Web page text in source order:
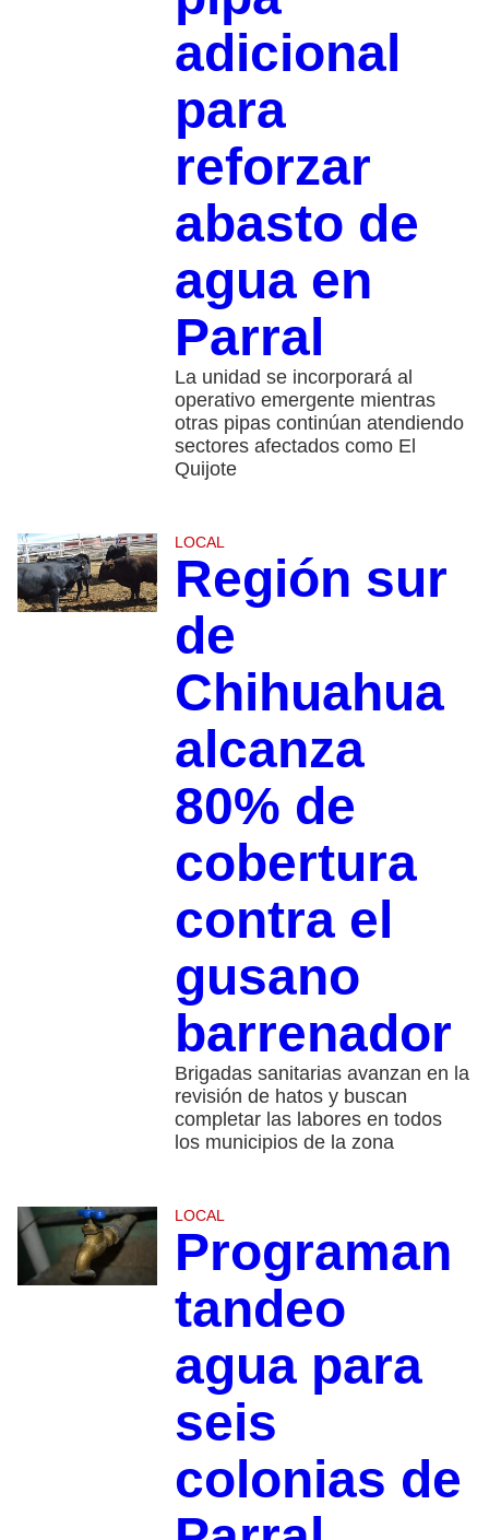
adicional
para
reforzar
abasto de
agua en
Parral
La unidad se incorporará al
operativo emergente mientras
otras pipas continúan atendiendo
sectores afectados como El
Quijote
LOCAL
Región sur
de
Chihuahua
alcanza
80% de
cobertura
contra el
gusano
barrenador
Brigadas sanitarias avanzan en la
revisión de hatos y buscan
completar las labores en todos
los municipios de la zona
LOCAL
Programan
tandeo
agua para
seis
colonias de